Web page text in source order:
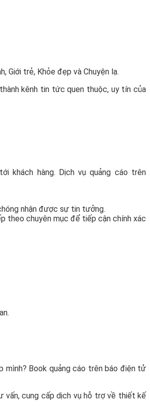
Giới trẻ, Khỏe đẹp và Chuyện lạ.
kênh tin tức quen thuộc, uy tín của
khách hàng. Dịch vụ quảng cáo trên
nhận được sự tin tưởng.
theo chuyên mục để tiếp cận chính xác
mình? Book quảng cáo trên báo điện tử
vấn, cung cấp dịch vụ hỗ trợ về thiết kế